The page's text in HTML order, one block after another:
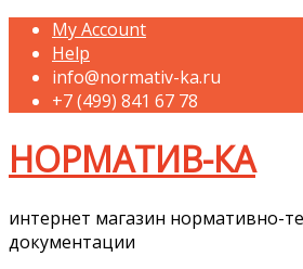
My Account
Help
info@normativ-ka.ru
+7 (499) 841 67 78
НОРМАТИВ-КА
интернет магазин нормативно-
документации